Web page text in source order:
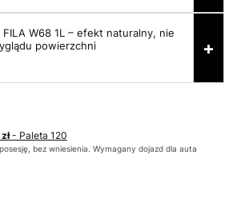
FILA W68 1L – efekt naturalny, nie
powierzchni
+
- Paleta 120
bez wniesienia. Wymagany dojazd dla auta